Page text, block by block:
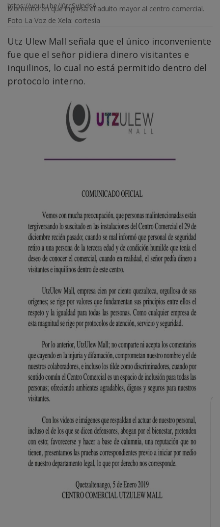
https://youtu.be/j0rcSyJndsA
Momento en que ingresa el adulto mayor al centro comercial.
Foto La Voz de Xela: cortesía
Utz Ulew Mall señala que el único inconveniente
fue que el señor pidiera dinero visitantes e
inquilinos, lo cual no está permitido dentro del
protocolo interno.